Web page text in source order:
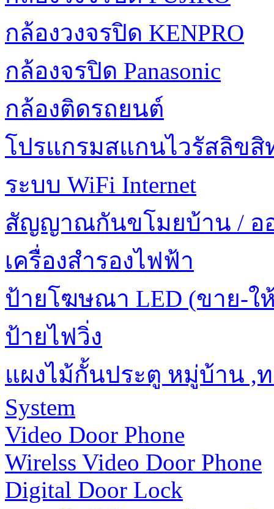
กล้องวงจรปิด KENPRO
กล้องจรปิด Panasonic
กล้องติดรถยนต์
โปรแกรมสแกนไวรัสลิข
ระบบ WiFi Internet
สัญญาณกันขโมยบ้าน / อ
เครื่องสำรองไฟฟ้า
ป้ายโฆษณา LED (ขาย-ใ
ป้ายไฟวิ่ง
แผงไม้กั้นประตู หมู่บ้าน ,ท
System
Video Door Phone
Wirelss Video Door Phone
Digital Door Lock